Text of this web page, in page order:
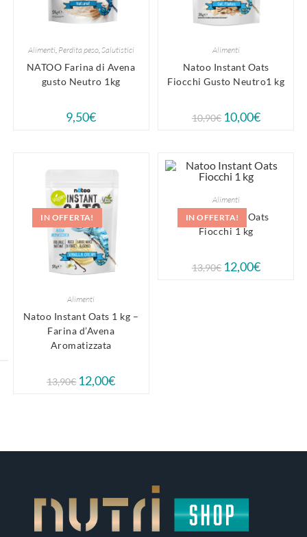
Alimenti, Perdita peso, Salutistici
NATOO Farina di Avena
gusto Neutro 1kg
9,50€
Alimenti
Natoo Instant Oats
Fiocchi Gusto Neutro1 kg
10,90€ 10,00€
IN OFFERTA!
Alimenti
Natoo Instant Oats 1 kg –
Farina d’Avena
Aromatizzata
13,90€ 12,00€
IN OFFERTA!
Alimenti
Natoo Instant Oats
Fiocchi 1 kg
13,90€ 12,00€